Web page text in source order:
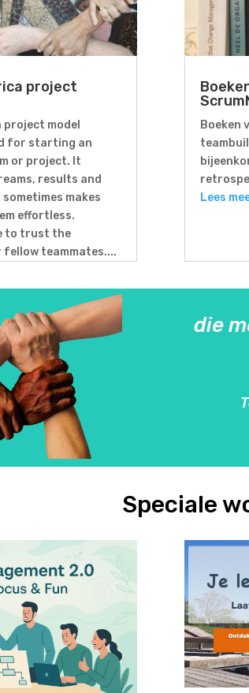
project
model
for starting an
or project. It
results and
makes
effortless.
to trust the
fellow teammates....
Boeken
Lees
die
Speciale